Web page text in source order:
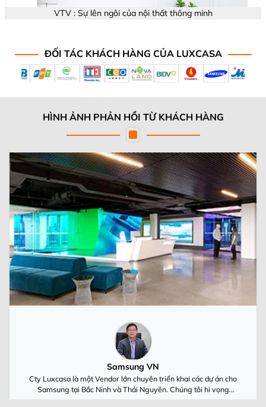
VTV : Sự lên ngôi của nội thất thông minh
ĐỐI TÁC KHÁCH HÀNG CỦA LUXCASA
HÌNH ẢNH PHẢN HỒI TỪ KHÁCH HÀNG
Samsung VN
Cty Luxcasa là một Vendor lớn chuyên triển khai các dự án cho
Samsung tại Bắc Ninh và Thái Nguyên. Chúng tôi hi vọng